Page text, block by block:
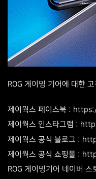
ROG 게이밍 기어에 대한
제이웍스 페이스북 :
제이웍스 인스타그램 :
제이웍스 공식 블로그 :
제이웍스 공식 쇼핑몰 :
ROG 게이밍기어 네이버